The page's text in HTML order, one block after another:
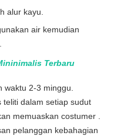
alur kayu.
air kemudian
Terbaru
2-3 minggu.
dalam setiap sudut
memuaskan costumer .
pelanggan kebahagian